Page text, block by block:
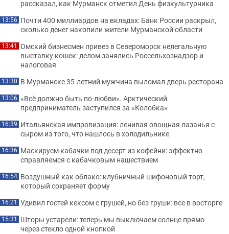
рассказал, как Мурманск отметил День физкультурника
13:56 Почти 400 миллиардов на вкладах: Банк России раскрыл,
сколько денег накопили жители Мурманской области
13:41 Омский бизнесмен привез в Североморск нелегальную
выставку кошек: делом занялись Россельхознадзор и
налоговая
13:30 В Мурманске 35-летний мужчина выломал дверь ресторана
13:06 «Всё должно быть по-любви». Арктический
предприниматель заступился за «Колобка»
16:39 Итальянская импровизация: ленивая овощная лазанья с
сыром из того, что нашлось в холодильнике
16:36 Маскируем кабачки под десерт из кофейни: эффектно
справляемся с кабачковым нашествием
16:54 Воздушный как облако: клубничный шифоновый торт,
который сохраняет форму
16:21 Удивил гостей кексом с грушей, но без груши: все в восторге
15:31 Шторы устарели: теперь мы выключаем солнце прямо
через стекло одной кнопкой